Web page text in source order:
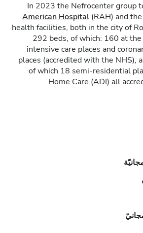
In 2023 the Nefrocenter group
American Hospital (RAH) and the
health facilities, both in the city of
292 beds, of which: 160 at
intensive care places and
places (accredited with the NHS),
of which 18 semi-residential
Home Care (ADI) all